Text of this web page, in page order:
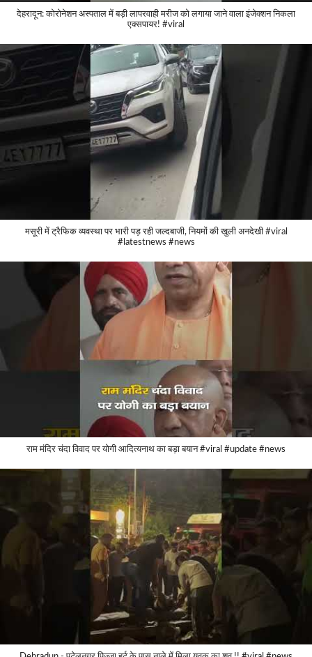
देहरादून: कोरोनेशन अस्पताल में बड़ी लापरवाही मरीज को लगाया जाने वाला इंजेक्शन निकला
एक्सपायर! #viral
मसूरी में ट्रैफिक व्यवस्था पर भारी पड़ रही जल्दबाजी, नियमों की खुली अनदेखी #viral
#latestnews #news
राम मंदिर चंदा विवाद पर योगी आदित्यनाथ का बड़ा बयान #viral #update #news